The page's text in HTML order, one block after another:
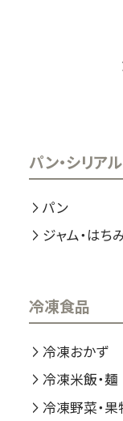
パン・シリアル
パン
ジャム・はち
冷凍食品
冷凍おかず
冷凍米飯・麺
冷凍野菜・果